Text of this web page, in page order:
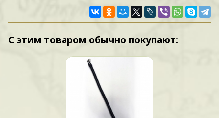
С этим товаром обычно покупают: